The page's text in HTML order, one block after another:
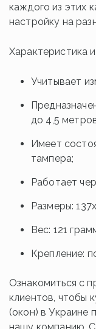
каждого из этих
настройку на
Характеристика
Учитывает
до 4,5
Имеет
тампера;
Работает
Размеры:
Вес: 121
Крепление:
Ознакомиться с
клиентов, чтобы
(окон) в Украине